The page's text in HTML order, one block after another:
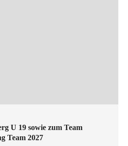
U 19 sowie zum Team
Team 2027